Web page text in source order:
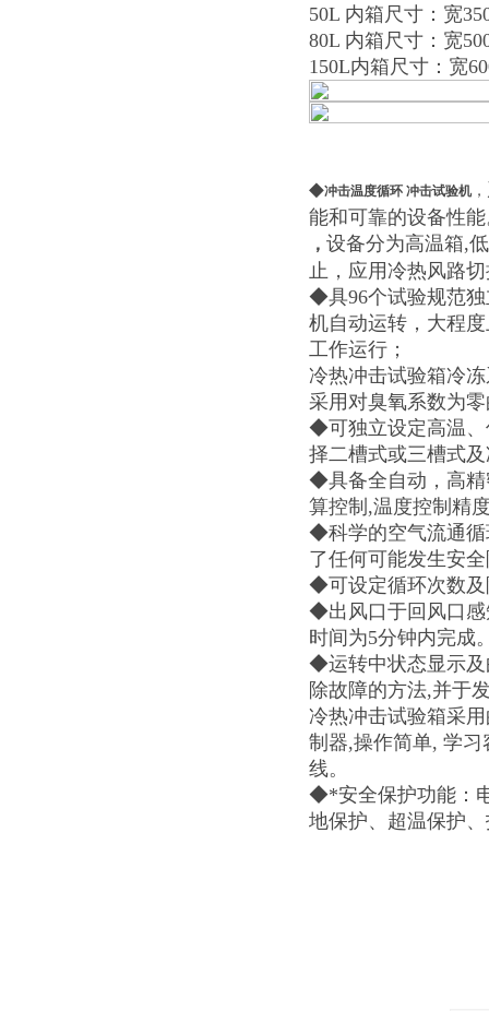
50L 内箱尺寸：宽
80L 内箱尺寸：宽
150L内箱尺寸：宽
◆冲击温度循环 冲击试验机，
能和可靠的设备性
， 设备分为高温箱,
止，应用冷热风路
◆具96个试验规范独
机自动运转，大程
工作运行；
冷热冲击试验箱冷
采用对臭氧系数为
◆可独立设定高温、
择二槽式或三槽式
◆具备全自动，高精
算控制,温度控制精
◆科学的空气流通循
了任何可能发生安
◆可设定循环次数及
◆出风口于回风口感
时间为5分钟内完成
◆运转中状态显示及
除故障的方法,并于
冷热冲击试验箱采
制器,操作简单, 学
线。
◆*安全保护功能：
地保护、超温保护